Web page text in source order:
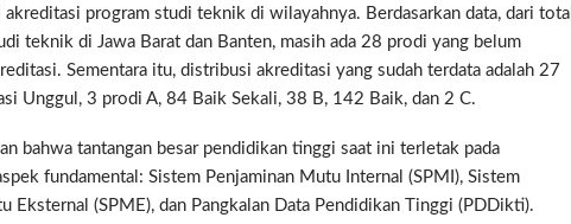
program studi teknik di wilayahnya. Berdasarkan data, dari total
teknik di Jawa Barat dan Banten, masih ada 28 prodi yang belum
Sementara itu, distribusi akreditasi yang sudah terdata adalah 27
Unggul, 3 prodi A, 84 Baik Sekali, 38 B, 142 Baik, dan 2 C.
bahwa tantangan besar pendidikan tinggi saat ini terletak pada
fundamental: Sistem Penjaminan Mutu Internal (SPMI), Sistem
Eksternal (SPME), dan Pangkalan Data Pendidikan Tinggi (PDDikti).